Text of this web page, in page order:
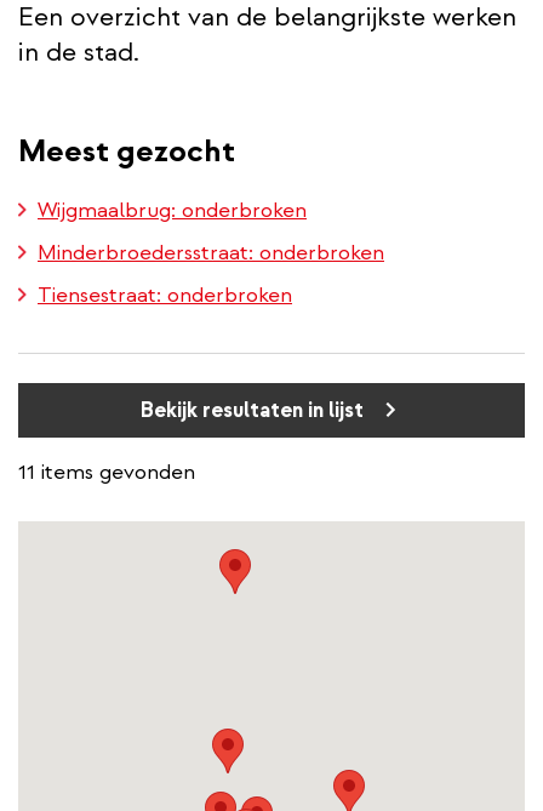
Een overzicht van de belangrijkste werken
in de stad.
Meest gezocht
Wijgmaalbrug: onderbroken
Minderbroedersstraat: onderbroken
Tiensestraat: onderbroken
Bekijk resultaten in lijst
11 items gevonden